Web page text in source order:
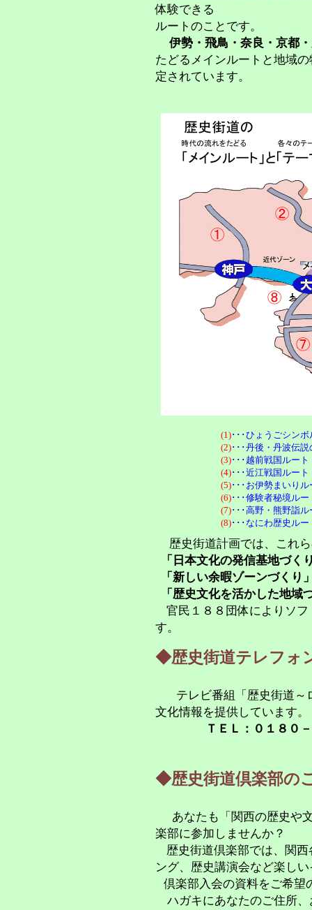
体験できる
ルートのことです。
伊勢・飛鳥・奈良・京都
たどるメインルートと地域
定されています。
(1)･･･ひょうごシン
(2)･･･丹後・丹波伝
(3)･･･越前戦国ルート
(4)･･･近江戦国ルート
(5)･･･お伊勢まい
(6)･･･修験者秘境ルー
(7)･･･高野・熊野詣ル
(8)･･･なにわ歴史
歴史街道計画では、これ
「日本文化の発信基地づく
「新しい余暇ゾーンづくり
「歴史文化を活かした地域
官民１８８団体によりソフ
す。
◆歴史街道テレフォ
テレビ番組「歴史街道
文化情報を提供しています。
ＴＥＬ：０１８０
◆歴史街道倶楽部の
あなたも「関西の歴史や
楽部に参加しませんか？
歴史街道倶楽部では、関西
ング、歴史講演会など楽し
倶楽部入会の資料をご希望
ハガキにあなたのご住所、